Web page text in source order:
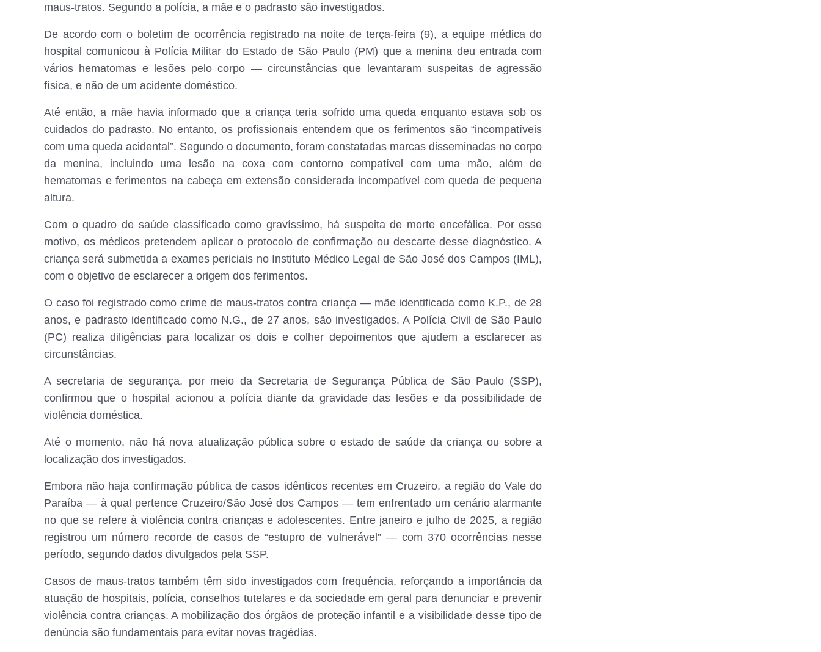
maus-tratos. Segundo a polícia, a mãe e o padrasto são investigados.
De acordo com o boletim de ocorrência registrado na noite de terça-feira (9), a equipe médica do
hospital comunicou à Polícia Militar do Estado de São Paulo (PM) que a menina deu entrada com
vários hematomas e lesões pelo corpo — circunstâncias que levantaram suspeitas de agressão
física, e não de um acidente doméstico.
Até então, a mãe havia informado que a criança teria sofrido uma queda enquanto estava sob os
cuidados do padrasto. No entanto, os profissionais entendem que os ferimentos são “incompatíveis
com uma queda acidental”. Segundo o documento, foram constatadas marcas disseminadas no corpo
da menina, incluindo uma lesão na coxa com contorno compatível com uma mão, além de
hematomas e ferimentos na cabeça em extensão considerada incompatível com queda de pequena
altura.
Com o quadro de saúde classificado como gravíssimo, há suspeita de morte encefálica. Por esse
motivo, os médicos pretendem aplicar o protocolo de confirmação ou descarte desse diagnóstico. A
criança será submetida a exames periciais no Instituto Médico Legal de São José dos Campos (IML),
com o objetivo de esclarecer a origem dos ferimentos.
O caso foi registrado como crime de maus-tratos contra criança — mãe identificada como K.P., de 28
anos, e padrasto identificado como N.G., de 27 anos, são investigados. A Polícia Civil de São Paulo
(PC) realiza diligências para localizar os dois e colher depoimentos que ajudem a esclarecer as
circunstâncias.
A secretaria de segurança, por meio da Secretaria de Segurança Pública de São Paulo (SSP),
confirmou que o hospital acionou a polícia diante da gravidade das lesões e da possibilidade de
violência doméstica.
Até o momento, não há nova atualização pública sobre o estado de saúde da criança ou sobre a
localização dos investigados.
Embora não haja confirmação pública de casos idênticos recentes em Cruzeiro, a região do Vale do
Paraíba — à qual pertence Cruzeiro/São José dos Campos — tem enfrentado um cenário alarmante
no que se refere à violência contra crianças e adolescentes. Entre janeiro e julho de 2025, a região
registrou um número recorde de casos de “estupro de vulnerável” — com 370 ocorrências nesse
período, segundo dados divulgados pela SSP.
Casos de maus-tratos também têm sido investigados com frequência, reforçando a importância da
atuação de hospitais, polícia, conselhos tutelares e da sociedade em geral para denunciar e prevenir
violência contra crianças. A mobilização dos órgãos de proteção infantil e a visibilidade desse tipo de
denúncia são fundamentais para evitar novas tragédias.